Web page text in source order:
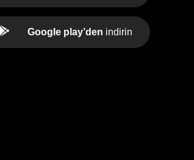
Google play’den indirin